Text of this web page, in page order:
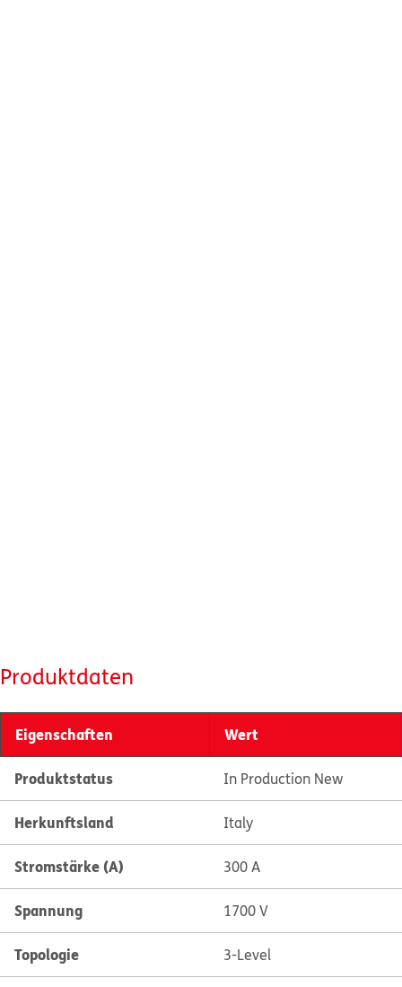
Produktdaten
Eigenschaften Wert
Produktstatus In Production New
Herkunftsland Italy
Stromstärke (A) 300 A
Spannung 1700 V
Topologie 3-Level